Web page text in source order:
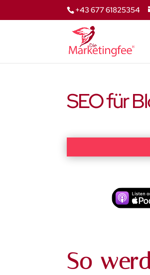
+43 677 61825354
SEO für
So